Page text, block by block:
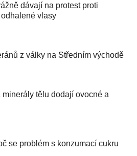
dávají na protest proti
vlasy
z války na Středním východě
minerály tělu dodají ovocné a
se problém s konzumací cukru